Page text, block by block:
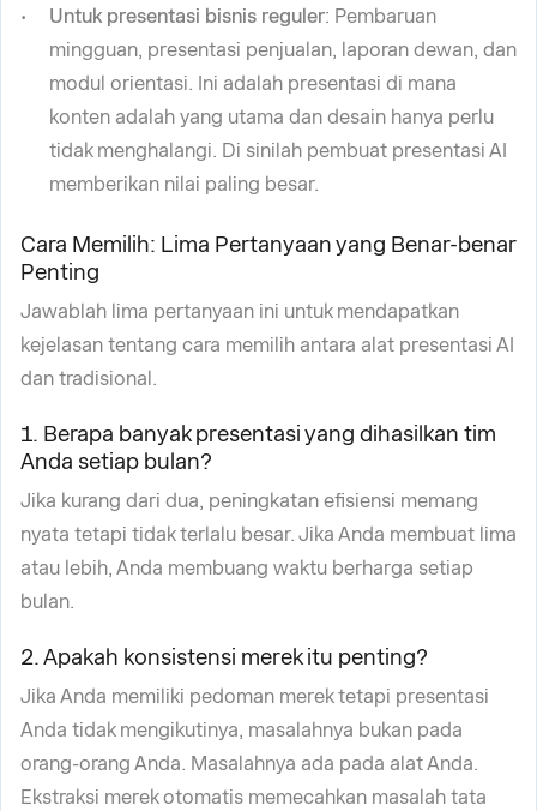
Untuk presentasi bisnis reguler: Pembaruan
mingguan, presentasi penjualan, laporan dewan, dan
modul orientasi. Ini adalah presentasi di mana
konten adalah yang utama dan desain hanya perlu
tidak menghalangi. Di sinilah pembuat presentasi AI
memberikan nilai paling besar.
Cara Memilih: Lima Pertanyaan yang Benar-benar
Penting
Jawablah lima pertanyaan ini untuk mendapatkan
kejelasan tentang cara memilih antara alat presentasi AI
dan tradisional.
1. Berapa banyak presentasi yang dihasilkan tim
Anda setiap bulan?
Jika kurang dari dua, peningkatan efisiensi memang
nyata tetapi tidak terlalu besar. Jika Anda membuat lima
atau lebih, Anda membuang waktu berharga setiap
bulan.
2. Apakah konsistensi merek itu penting?
Jika Anda memiliki pedoman merek tetapi presentasi
Anda tidak mengikutinya, masalahnya bukan pada
orang-orang Anda. Masalahnya ada pada alat Anda.
Ekstraksi merek otomatis memecahkan masalah tata